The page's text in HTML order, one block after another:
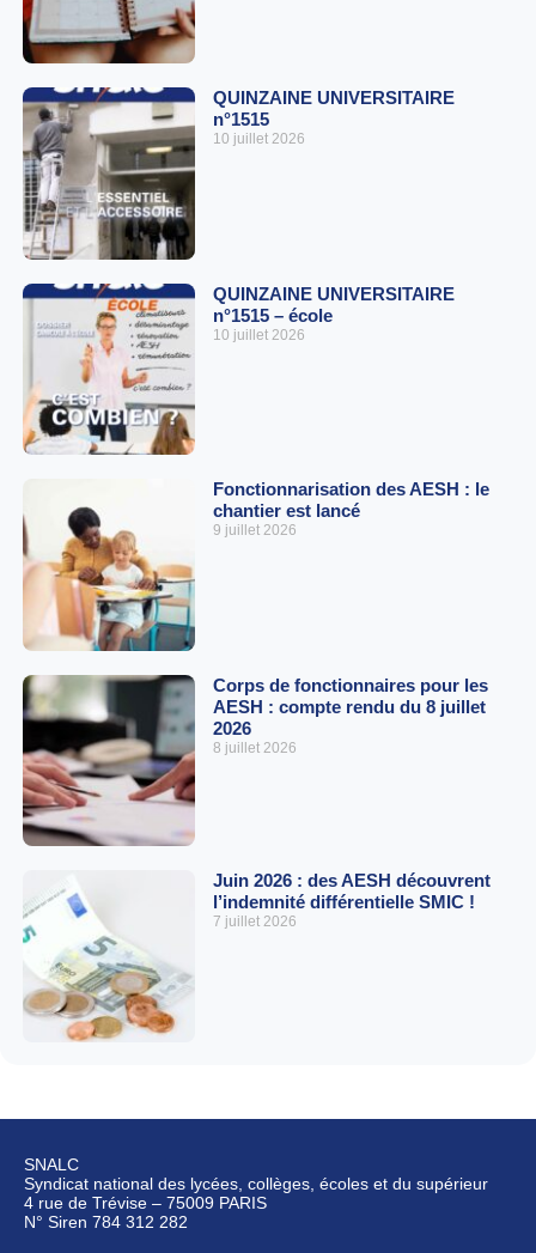
QUINZAINE UNIVERSITAIRE
n°1515
10 juillet 2026
QUINZAINE UNIVERSITAIRE
n°1515 – école
10 juillet 2026
Fonctionnarisation des AESH : le
chantier est lancé
9 juillet 2026
Corps de fonctionnaires pour les
AESH : compte rendu du 8 juillet
2026
8 juillet 2026
Juin 2026 : des AESH découvrent
l’indemnité différentielle SMIC !
7 juillet 2026
SNALC
Syndicat national des lycées, collèges, écoles et du supérieur
4 rue de Trévise – 75009 PARIS
N° Siren 784 312 282